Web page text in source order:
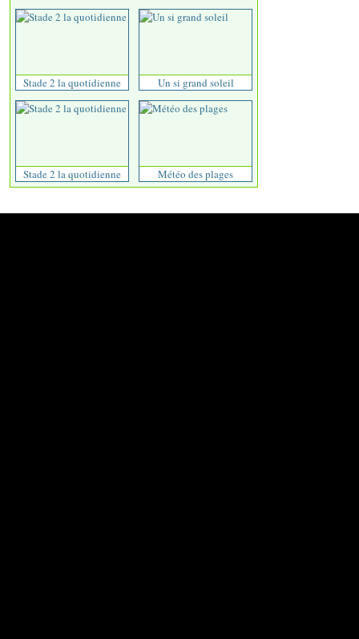
Stade 2 la quotidienne Un si grand soleil
Stade 2 la quotidienne Météo des plages